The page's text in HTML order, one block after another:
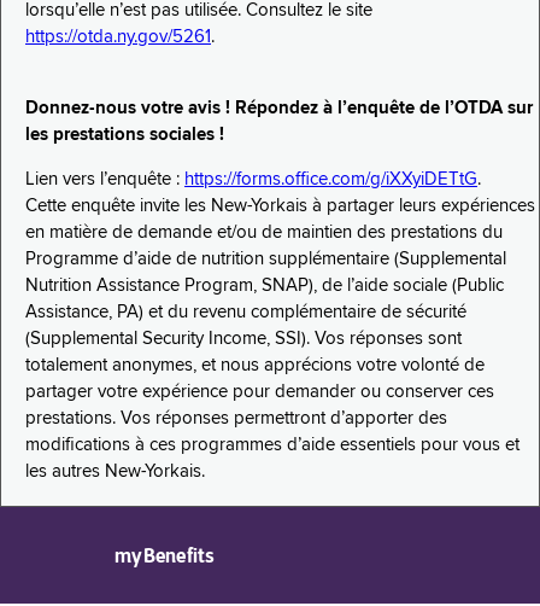
lorsqu’elle n’est pas utilisée. Consultez le site
https://otda.ny.gov/5261 .
Donnez-nous votre avis ! Répondez à l’enquête de l’OTDA sur
les prestations sociales !
Lien vers l’enquête : https://forms.office.com/g/iXXyiDETtG.
Cette enquête invite les New-Yorkais à partager leurs expériences
en matière de demande et/ou de maintien des prestations du
Programme d’aide de nutrition supplémentaire (Supplemental
Nutrition Assistance Program, SNAP), de l’aide sociale (Public
Assistance, PA) et du revenu complémentaire de sécurité
(Supplemental Security Income, SSI). Vos réponses sont
totalement anonymes, et nous apprécions votre volonté de
partager votre expérience pour demander ou conserver ces
prestations. Vos réponses permettront d’apporter des
modifications à ces programmes d’aide essentiels pour vous et
les autres New-Yorkais.
myBenefits